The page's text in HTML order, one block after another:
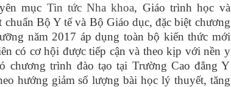
mục Tin tức Nha khoa, Giáo trình học và
Bộ Y tế và Bộ Giáo dục, đặc biệt chương
năm 2017 áp dụng toàn bộ kiến thức mới
có cơ hội được tiếp cận và theo kịp với nền y
chương trình đào tạo tại Trường Cao đẳng Y
hướng giảm số lượng bài học lý thuyết, tăng